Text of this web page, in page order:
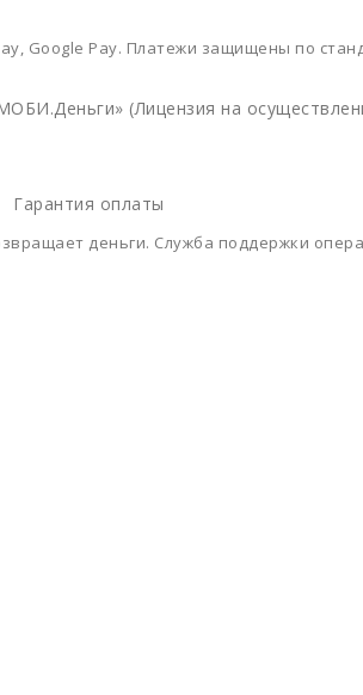
Google Pay. Платежи защищены по
(Лицензия на
Гарантия оплаты
деньги. Служба поддержки